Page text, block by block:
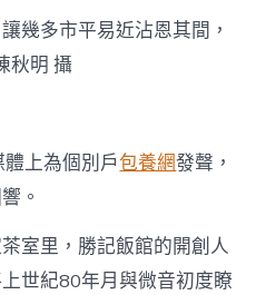
幾多市平易近沾恩其間，
秋明 攝
上為個別戶包養網發聲，
。
室里，勝記飯館的開創人
世紀80年月與微音初度瞭